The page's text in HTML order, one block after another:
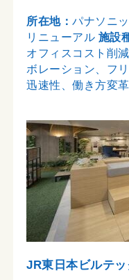
所在地：パナソニ
リニューアル 施設
オフィスコスト削
ボレーション、フ
迅速性、働き方変
JR東日本ビルテ